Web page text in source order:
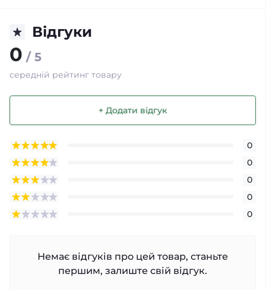
Відгуки
0 / 5
середній рейтинг товару
+ Додати відгук
0
0
0
0
0
Немає відгуків про цей товар, станьте
першим, залиште свій відгук.